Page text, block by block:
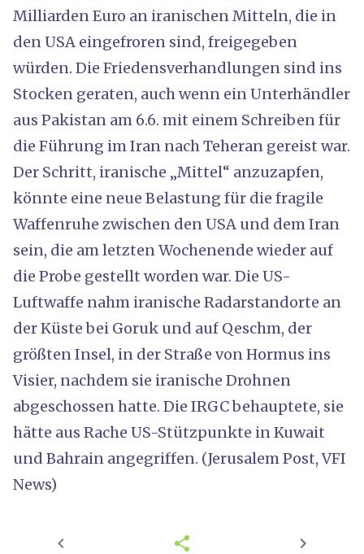
Milliarden Euro an iranischen Mitteln, die in
den USA eingefroren sind, freigegeben
würden. Die Friedensverhandlungen sind ins
Stocken geraten, auch wenn ein Unterhändler
aus Pakistan am 6.6. mit einem Schreiben für
die Führung im Iran nach Teheran gereist war.
Der Schritt, iranische „Mittel“ anzuzapfen,
könnte eine neue Belastung für die fragile
Waffenruhe zwischen den USA und dem Iran
sein, die am letzten Wochenende wieder auf
die Probe gestellt worden war. Die US-
Luftwaffe nahm iranische Radarstandorte an
der Küste bei Goruk und auf Qeschm, der
größten Insel, in der Straße von Hormus ins
Visier, nachdem sie iranische Drohnen
abgeschossen hatte. Die IRGC behauptete, sie
hätte aus Rache US-Stützpunkte in Kuwait
und Bahrain angegriffen. (Jerusalem Post, VFI
News)